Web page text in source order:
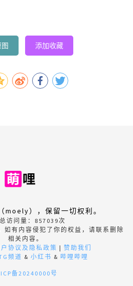
添加收藏
moely），保留一切权利。
访问量： 857039次
如有内容侵犯了你的权益，请联系删除
相关内容。
户协议及隐私政策 | 赞助我们
频道 & 小红书 & 哔哩哔哩
备20240000号